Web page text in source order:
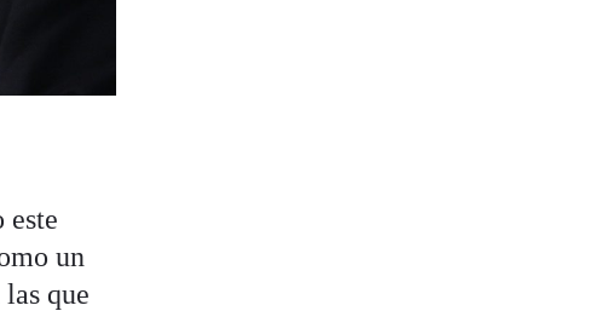
este
un
que